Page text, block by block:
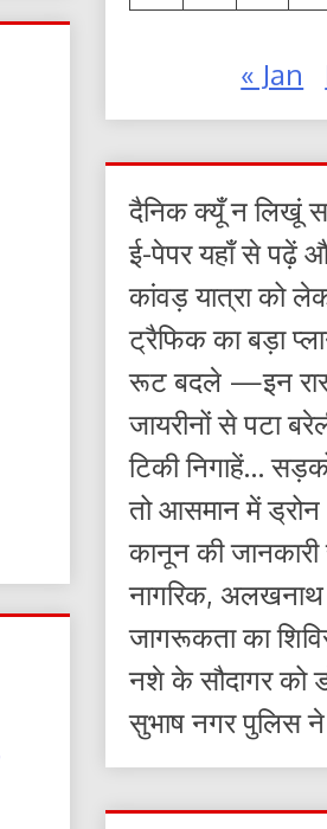
« Jan
दैनिक क्यूँ न लिखूं
ई-पेपर यहाँ से पढ़ें
कांवड़ यात्रा को
ट्रैफिक का बड़ा
रूट बदले —इन
जायरीनों से पटा
टिकी निगाहें…
तो आसमान में ड्रोन
कानून की
नागरिक, अलखनाथ
जागरूकता का
नशे के सौदागर को
सुभाष नगर पुलिस ने